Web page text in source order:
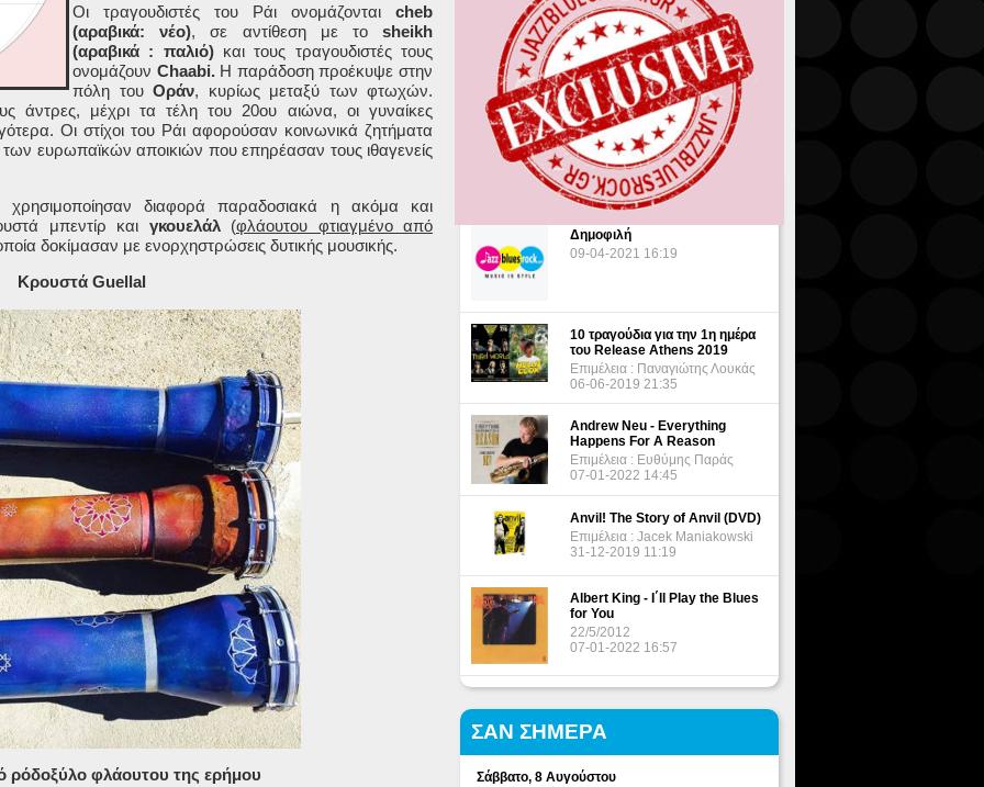
Οι τραγουδιστές του Ράι ονομάζονται cheb
(αραβικά: νέο), σε αντίθεση με τοsheikh
(αραβικά : παλιό) και τους τραγουδιστές τους
ονομάζουν Chaabi.Η παράδοση προέκυψε στην
πόλη του Οράν, κυρίως μεταξύ των φτωχών.
άντρες, μέχρι τα τέλη του 20ου αιώνα, οι γυναίκες
Οι στίχοι του Ράι αφορούσαν κοινωνικά ζητήματα
ευρωπαϊκών αποικιών που επηρέασαν τους ιθαγενείς
διαφορά παραδοσιακά η ακόμα και
μπεντίρ και γκουελάλ(φλάουτου φτιαγμένο από
δοκίμασαν με ενορχηστρώσεις δυτικής μουσικής.
Κρουστά Guellal
ρόδοξύλο φλάουτου της ερήμου
ΔΗΜΟΦΙΛΗ ΘΕΜΑΤΑ
Δημοφιλή
09-04-2021 16:19
10 τραγούδια για την 1η ημέρα
του Release Athens 2019
Επιμέλεια : Παναγιώτης Λουκάς
06-06-2019 21:35
Andrew Neu - Everything
Happens For A Reason
Επιμέλεια : Ευθύμης Παράς
07-01-2022 14:45
Anvil! The Story of Anvil (DVD)
Επιμέλεια : Jacek Maniakowski
31-12-2019 11:19
Albert King - I΄ll Play the Blues
for You
22/5/2012
07-01-2022 16:57
ΣΑΝ ΣΗΜΕΡΑ
Σάββατο, 8 Αυγούστου